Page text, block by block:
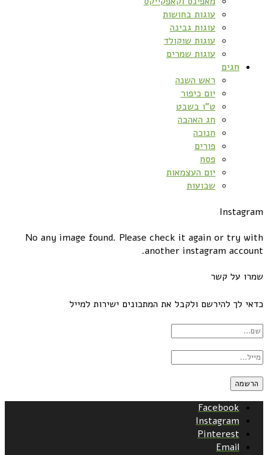
עוגות בחושות
עוגות גבינה
עוגות שוקולד
עוגות שמרים
חגים
ראש השנה
יום כיפור
ט”ו בשבט
חג האהבה
חנוכה
פורים
פסח
יום העצמאות
שבועות
Instagram
No any image found. Please check it again or try with
another instagram account.
שמרו על קשר
כדאי לך להירשם ולקבל את המתכונים ישירות למייל
Facebook
Instagram
Pinterest
Email